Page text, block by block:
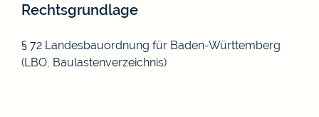
Rechtsgrundlage
§ 72 Landesbauordnung für Baden-Württemberg
(LBO, Baulastenverzeichnis)